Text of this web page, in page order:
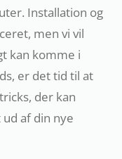
Installation og
men vi vil
kan komme i
er det tid til at
der kan
af din nye